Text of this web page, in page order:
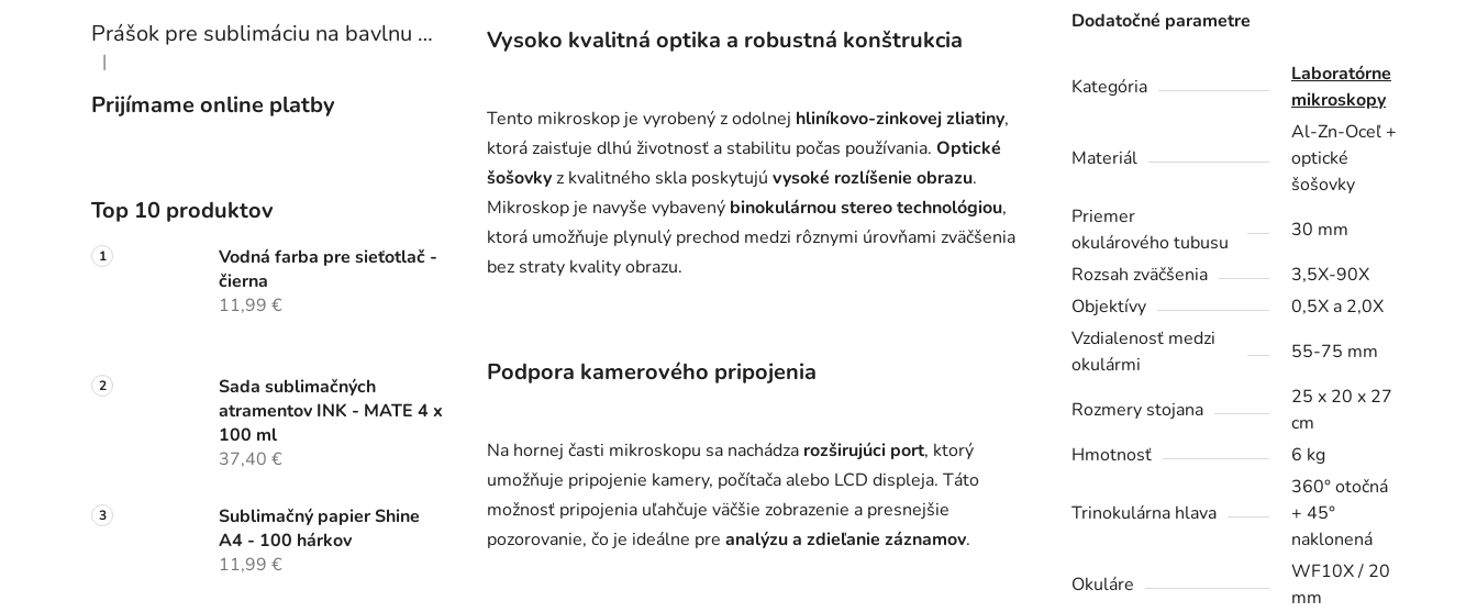
Prášok pre sublimáciu na bavlnu 1 kg
Hodnotenie produktu je 5 z 5 hviezdičiek.
|
Prijímame online platby
Top 10 produktov
Vodná farba pre sieťotlač -
čierna
11,99 €
Sada sublimačných
atramentov INK - MATE 4 x
100 ml
37,40 €
Sublimačný papier Shine
A4 - 100 hárkov
11,99 €
Vysoko kvalitná optika a robustná konštrukcia
Tento mikroskop je vyrobený z odolnej hliníkovo-zinkovej zliatiny,
ktorá zaisťuje dlhú životnosť a stabilitu počas používania. Optické
šošovkyz kvalitného skla poskytujú vysoké rozlíšenie obrazu.
Mikroskop je navyše vybavený binokulárnou stereo technológiou,
ktorá umožňuje plynulý prechod medzi rôznymi úrovňami zväčšenia
bez straty kvality obrazu.
Podpora kamerového pripojenia
Na hornej časti mikroskopu sa nachádza rozširujúci port, ktorý
umožňuje pripojenie kamery, počítača alebo LCD displeja. Táto
možnosť pripojenia uľahčuje väčšie zobrazenie a presnejšie
pozorovanie, čo je ideálne pre analýzu a zdieľanie záznamov.
Dodatočné parametre
Kategória
Laboratórne
mikroskopy
Materiál
Al-Zn-Oceľ +
optické
šošovky
Priemer
okulárového tubusu
30 mm
Rozsah zväčšenia
3,5X-90X
Objektívy
0,5X a 2,0X
Vzdialenosť medzi
okulármi
55-75 mm
Rozmery stojana
25 x 20 x 27
cm
Hmotnosť
6 kg
Trinokulárna hlava
360° otočná
+ 45°
naklonená
Okuláre
WF10X / 20
mm